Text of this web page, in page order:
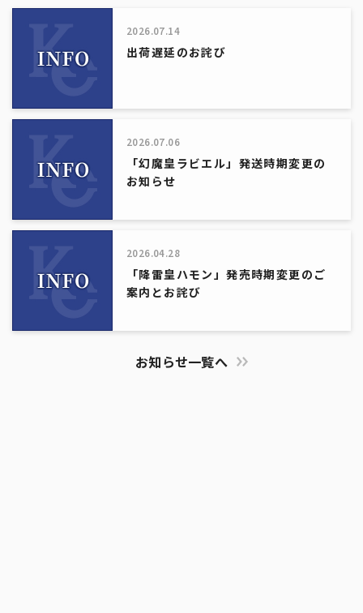
2026.07.14
出荷遅延のお詫び
2026.07.06
「幻魔皇ラビエル」発送時期変更の
お知らせ
2026.04.28
「降雷皇ハモン」発売時期変更のご
案内とお詫び
お知らせ一覧へ